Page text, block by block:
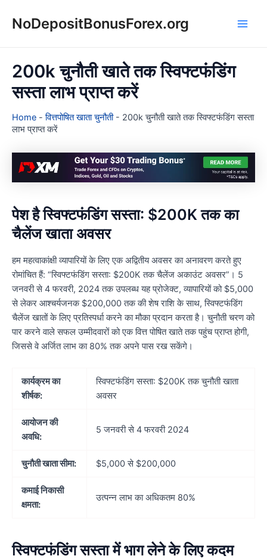
NoDepositBonusForex.org
200k चुनौती खाते तक स्विफ्टफंडिंग
सस्ता लाभ प्राप्त करें
Home -वित्तपोषित खाता चुनौती- 200k चुनौती खाते तक स्विफ्टफंडिंग सस्ता
लाभ प्राप्त करें
पेश है स्विफ्टफंडिंग सस्ता: $200K तक का
चैलेंज खाता अवसर
हम महत्वाकांक्षी व्यापारियों के लिए एक अद्वितीय अवसर का अनावरण करते हुए
रोमांचित हैं: “स्विफ्टफंडिंग सस्ता: $200K तक चैलेंज अकाउंट अवसर”। 5
जनवरी से 4 फरवरी, 2024 तक उपलब्ध यह प्रोजेक्ट, व्यापारियों को $5,000
से लेकर आश्चर्यजनक $200,000 तक की शेष राशि के साथ, स्विफ्टफंडिंग
चैलेंज खातों के लिए प्रतिस्पर्धा करने का मौका प्रदान करता है। चुनौती चरण को
पार करने वाले सफल उम्मीदवारों को एक वित्त पोषित खाते तक पहुंच प्राप्त होगी,
जिससे वे अर्जित लाभ का 80% तक अपने पास रख सकेंगे।
कार्यक्रम का
शीर्षक:
स्विफ्टफंडिंग सस्ता: $200K तक चुनौती खाता
अवसर
आयोजन की
अवधि:
5 जनवरी से 4 फरवरी 2024
चुनौती खाता सीमा: $5,000 से $200,000
कमाई निकासी
क्षमता:
उत्पन्न लाभ का अधिकतम 80%
स्विफ्टफंडिंग सस्ता में भाग लेने के लिए कदम